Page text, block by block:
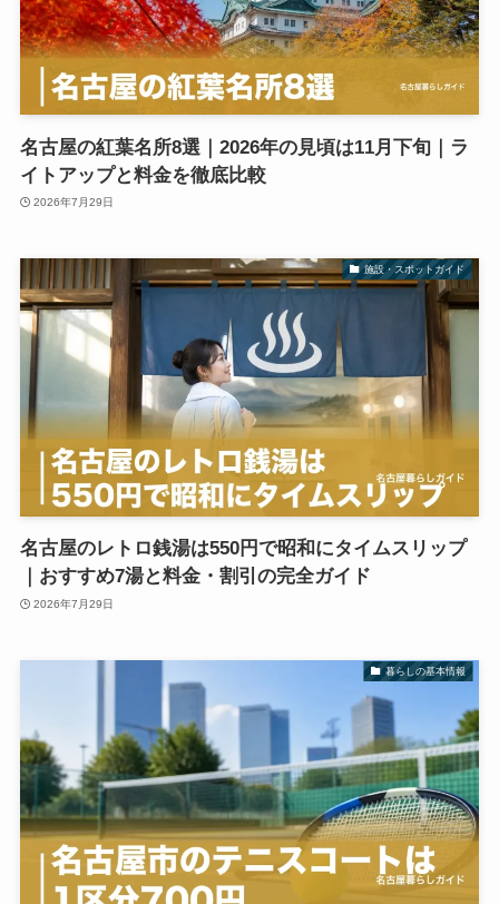
名古屋の紅葉名所8選｜2026年の見頃は11月下旬｜ラ
イトアップと料金を徹底比較
2026年7月29日
施設・スポットガイド
名古屋のレトロ銭湯は550円で昭和にタイムスリップ
｜おすすめ7湯と料金・割引の完全ガイド
2026年7月29日
暮らしの基本情報